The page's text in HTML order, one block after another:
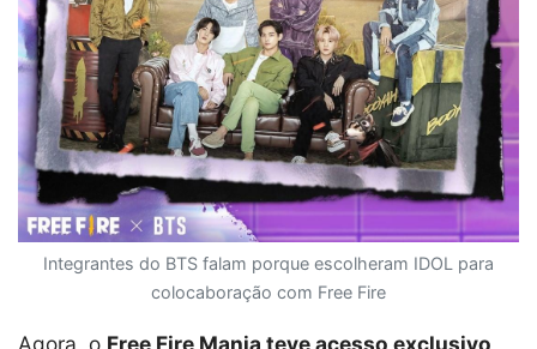
Integrantes do BTS falam porque escolheram IDOL para
colocaboração com Free Fire
Agora, o Free Fire Mania teve acesso exclusivo